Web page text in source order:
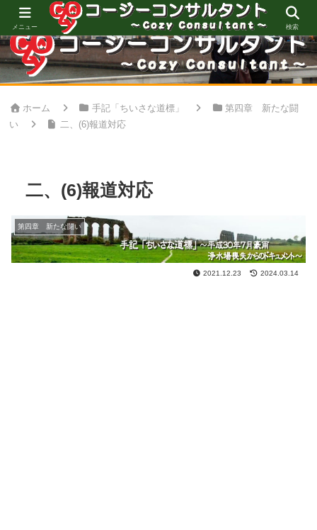
心地良い空間創りをお手伝い
ホーム 手記「ちいさな道標」
第四章 新たな闘
い
二、(6)報道対応
二、(6)報道対応
第四章 新たな闘い
2021.12.23 2024.03.14
メニュー 検索